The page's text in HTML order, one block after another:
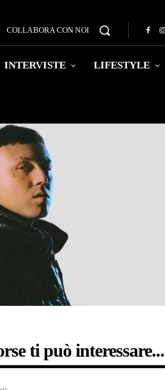
COLLABORA CON NOI
INTERVISTE LIFESTYLE
ti può interessare...